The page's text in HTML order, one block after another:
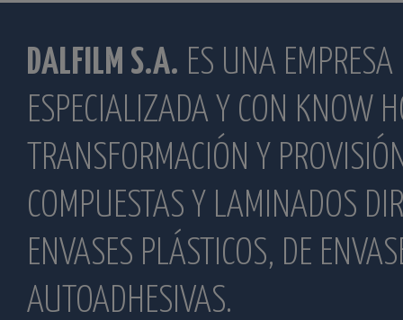
DALFILM S.A. ES UNA
ESPECIALIZADA Y CON KNOW
TRANSFORMACIÓN Y
COMPUESTAS Y LAMINADOS
ENVASES PLÁSTICOS, DE
AUTOADHESIVAS.